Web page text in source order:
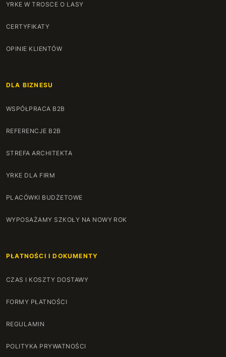
YRKE W TROSCE O LASY
CERTYFIKATY
OPINIE KLIENTÓW
DLA BIZNESU
WSPÓŁPRACA B2B
REFERENCJE B2B
STREFA ARCHITEKTA
YRKE DLA FIRM
PLACÓWKI BUDŻETOWE
WYPOSAŻAMY SZKOŁY NA NOWY ROK
PŁATNOŚCI I DOKUMENTY
CZAS I KOSZTY DOSTAWY
FORMY PŁATNOŚCI
REGULAMIN
POLITYKA PRYWATNOŚCI